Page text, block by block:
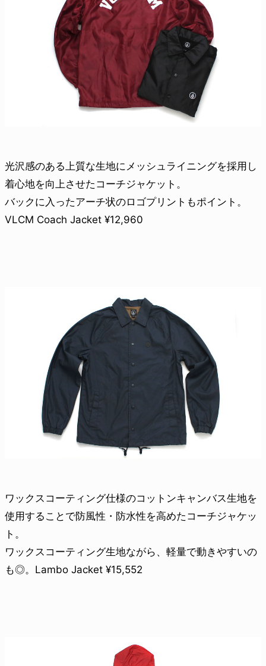
光沢感のある上質な生地にメッシュライニングを採用し
着心地を向上させたコーチジャケット。
バックに入ったアーチ状のロゴプリントもポイント。
VLCM Coach Jacket ¥12,960
ワックスコーティング仕様のコットンキャンバス生地を
使用することで防風性・防水性を高めたコーチジャケッ
ト。
ワックスコーティング生地ながら、軽量で動きやすいの
も◎。Lambo Jacket ¥15,552